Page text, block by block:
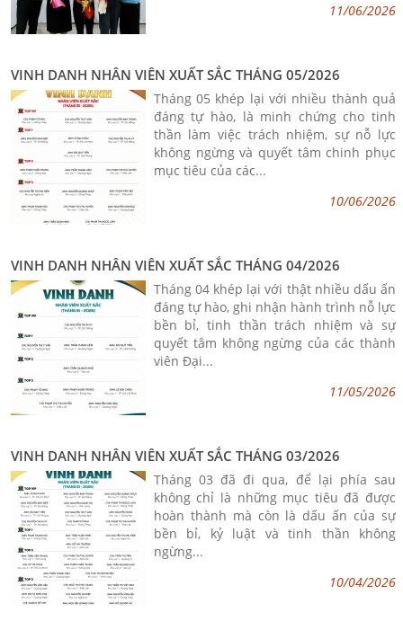
11/06/2026
VINH DANH NHÂN VIÊN XUẤT SẮC THÁNG 05/2026
Tháng 05 khép lại với nhiều thành quả
đáng tự hào, là minh chứng cho tinh
thần làm việc trách nhiệm, sự nỗ lực
không ngừng và quyết tâm chinh phục
mục tiêu của các...
10/06/2026
VINH DANH NHÂN VIÊN XUẤT SẮC THÁNG 04/2026
Tháng 04 khép lại với thật nhiều dấu ấn
đáng tự hào, ghi nhận hành trình nỗ lực
bền bỉ, tinh thần trách nhiệm và sự
quyết tâm không ngừng của các thành
viên Đại...
11/05/2026
VINH DANH NHÂN VIÊN XUẤT SẮC THÁNG 03/2026
Tháng 03 đã đi qua, để lại phía sau
không chỉ là những mục tiêu đã được
hoàn thành mà còn là dấu ấn của sự
bền bỉ, kỷ luật và tinh thần không
ngừng...
10/04/2026